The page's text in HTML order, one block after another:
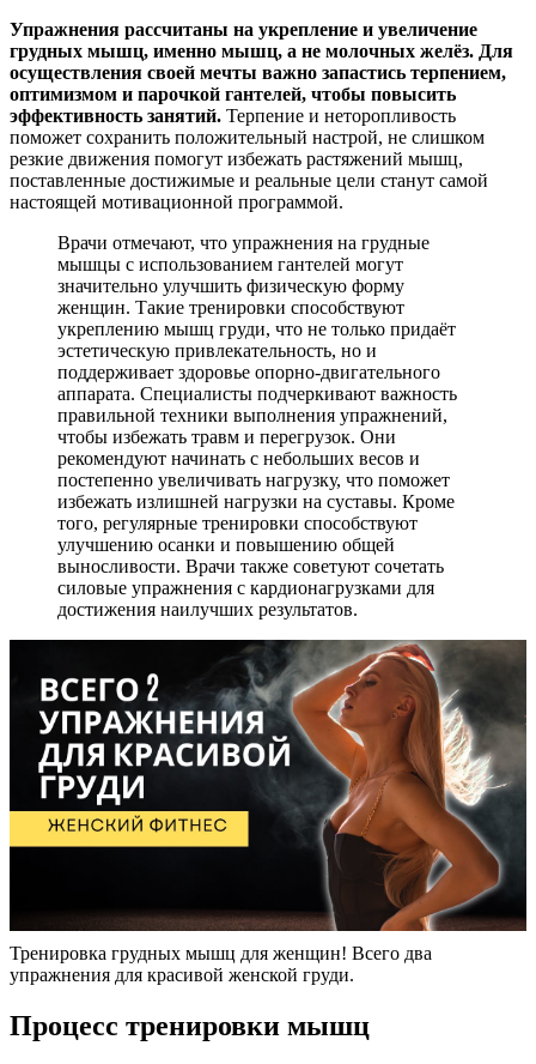
Упражнения рассчитаны на укрепление и увеличение
грудных мышц, именно мышц, а не молочных желёз. Для
осуществления своей мечты важно запастись терпением,
оптимизмом и парочкой гантелей, чтобы повысить
эффективность занятий. Терпение и неторопливость
поможет сохранить положительный настрой, не слишком
резкие движения помогут избежать растяжений мышц,
поставленные достижимые и реальные цели станут самой
настоящей мотивационной программой.
Врачи отмечают, что упражнения на грудные
мышцы с использованием гантелей могут
значительно улучшить физическую форму
женщин. Такие тренировки способствуют
укреплению мышц груди, что не только придаёт
эстетическую привлекательность, но и
поддерживает здоровье опорно-двигательного
аппарата. Специалисты подчеркивают важность
правильной техники выполнения упражнений,
чтобы избежать травм и перегрузок. Они
рекомендуют начинать с небольших весов и
постепенно увеличивать нагрузку, что поможет
избежать излишней нагрузки на суставы. Кроме
того, регулярные тренировки способствуют
улучшению осанки и повышению общей
выносливости. Врачи также советуют сочетать
силовые упражнения с кардионагрузками для
достижения наилучших результатов.
Тренировка грудных мышц для женщин! Всего два
упражнения для красивой женской груди.
Процесс тренировки мышц